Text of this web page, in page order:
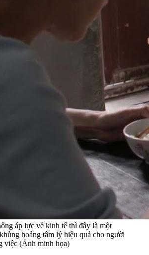
áp lực về kinh tế thì đây là một
hoảng tâm lý hiệu quả cho người
việc (Ảnh minh họa)